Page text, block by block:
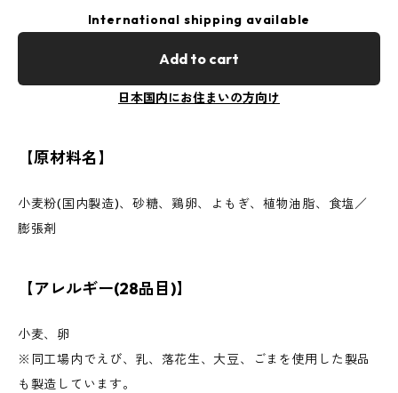
International shipping available
Add to cart
日本国内にお住まいの方向け
【原材料名】
小麦粉(国内製造)、砂糖、鶏卵、よもぎ、植物油脂、食塩／
膨張剤
【アレルギー(28品目)】
小麦、卵
※同工場内でえび、乳、落花生、大豆、ごまを使用した製品
も製造しています。